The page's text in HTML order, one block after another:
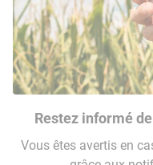
Restez informé
Vous êtes avertis en